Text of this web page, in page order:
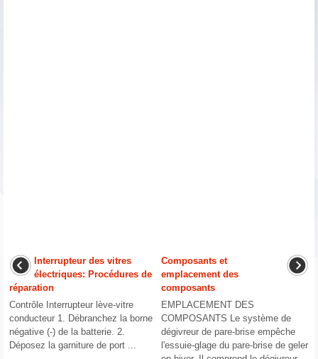
Interrupteur des vitres
électriques: Procédures de
réparation
Contrôle Interrupteur lève-vitre
conducteur 1. Débranchez la borne
négative (-) de la batterie. 2.
Déposez la garniture de port ...
Composants et
emplacement des
composants
EMPLACEMENT DES
COMPOSANTS Le système de
dégivreur de pare-brise empêche
l'essuie-glage du pare-brise de geler